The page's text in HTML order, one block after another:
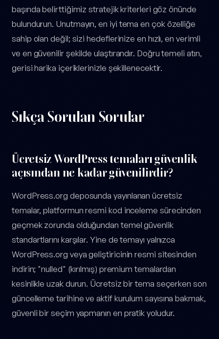
başında belirttiğimiz stratejik kriterleri göz önünde
bulundurun. Unutmayın, en iyi tema en çok özelliğe
sahip olan değil; sizi hedeflerinize en hızlı, en verimli
ve en güvenilir şekilde ulaştırandır. Doğru temeli atın,
gerisi harika içeriklerinizle şekillenecektir.
Sıkça Sorulan Sorular
Ücretsiz WordPress temaları güvenlik
açısından ne kadar güvenilirdir?
WordPress.org deposunda yayınlanan ücretsiz
temalar, platformun resmi kod inceleme sürecinden
geçmek zorunda olduğundan temel güvenlik
standartlarını karşılar. Yine de temayı yalnızca
WordPress.org veya geliştiricinin resmi sitesinden
indirin; "nulled" (kırılmış) premium temalardan
kesinlikle uzak durun. Ücretsiz bir tema seçerken son
güncelleme tarihine ve aktif kurulum sayısına bakmak,
güvenli bir seçim yapmanın en pratik yoludur.